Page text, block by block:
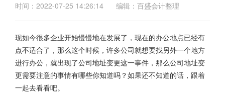
时间：2022-07-25 14:26:14 编辑：百盛会计整理
现如今很多企业开始慢慢地在发展了，现在的办公地点已经有
点不适合了，那么这个时候，许多公司就想要找另外一个地方
进行办公，就出现了公司地址变更这一事件，那么公司地址变
更需要注意的事情有哪些你知道吗？如果还不知道的话，跟着
一起去看看吧。